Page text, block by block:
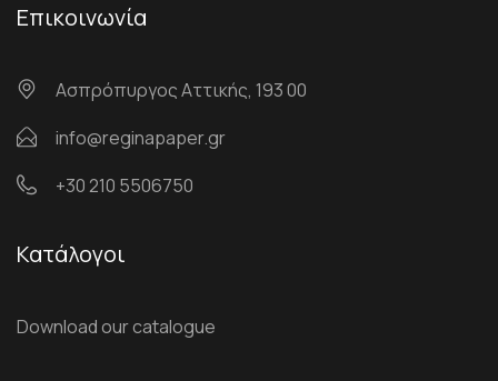
Επικοινωνία
Ασπρόπυργος Αττικής, 193 00
info@reginapaper.gr
+30 210 5506750
Κατάλογοι
Download our catalogue